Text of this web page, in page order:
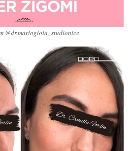
@dr.mariogioia_studionice